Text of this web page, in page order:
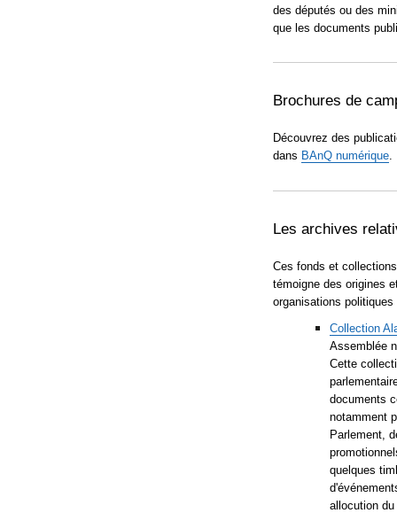
des députés ou des
que les documents
Brochures de
Découvrez des
dans BAnQ numérique.
Les archives
Ces fonds et
témoigne des origines
organisations politiques
Collection
Assemblée
Cette
documents
notamment
Parlement,
quelques
allocution